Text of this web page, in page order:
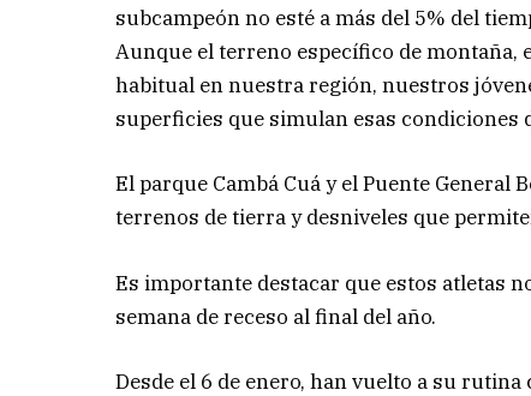
subcampeón no esté a más del 5% del
Aunque el terreno específico de montaña,
habitual en nuestra región, nuestros
superficies que simulan esas condiciones
El parque Cambá Cuá y el Puente
terrenos de tierra y desniveles que
Es importante destacar que estos atletas
semana de receso al final del año.
Desde el 6 de enero, han vuelto a su